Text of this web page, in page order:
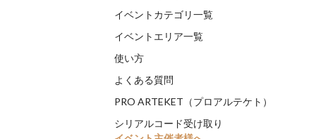
イベントカテゴリ一覧
イベントエリア一覧
使い方
よくある質問
PRO ARTEKET（プロアルテケト）
シリアルコード受け取り